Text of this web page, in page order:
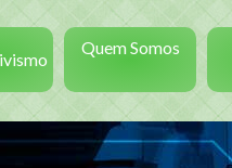
Quem Somos